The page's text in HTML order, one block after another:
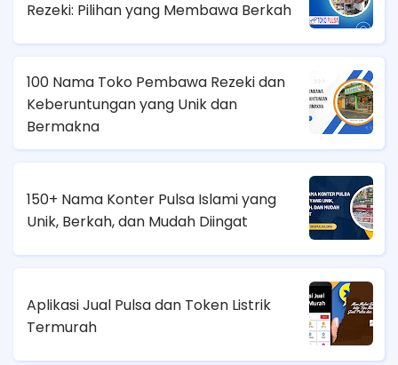
Rezeki: Pilihan yang Membawa Berkah
100 Nama Toko Pembawa Rezeki dan
Keberuntungan yang Unik dan
Bermakna
150+ Nama Konter Pulsa Islami yang
Unik, Berkah, dan Mudah Diingat
Aplikasi Jual Pulsa dan Token Listrik
Termurah